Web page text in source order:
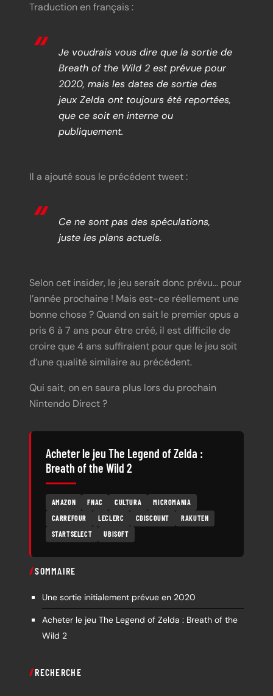
Traduction en français :
Je voudrais vous dire que la sortie de
Breath of the Wild 2 est prévue pour
2020, mais les dates de sortie des
jeux Zelda ont toujours été reportées,
que ce soit en interne ou
publiquement.
Il a ajouté sous le précédent tweet :
Ce ne sont pas des spéculations,
juste les plans actuels.
Selon cet insider, le jeu serait donc prévu… pour
l’année prochaine ! Mais est-ce réellement une
bonne chose ? Quand on sait le premier opus a
pris 6 à 7 ans pour être créé, il est difficile de
croire que 4 ans suffiraient pour que le jeu soit
d’une qualité similaire au précédent.
Qui sait, on en saura plus lors du prochain
Nintendo Direct ?
Acheter le jeu The Legend of Zelda :
Breath of the Wild 2
AMAZON FNAC CULTURA
MICROMANIA
CARREFOUR
LECLERC CDISCOUNT
RAKUTEN
STARTSELECT
UBISOFT
SOMMAIRE
Une sortie initialement prévue en 2020
Acheter le jeu The Legend of Zelda : Breath of the
Wild 2
RECHERCHE